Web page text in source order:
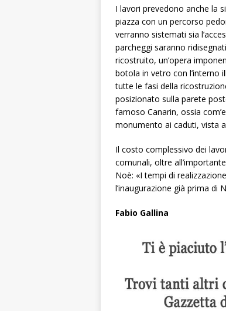
I lavori prevedono anche la
piazza con un percorso
verranno sistemati sia
parcheggi saranno
ricostruito, un’opera
botola in vetro con l’interno
tutte le fasi della
posizionato sulla parete
famoso Canarin, ossia
monumento ai caduti, vista
Il costo complessivo dei
comunali, oltre
Noè: «I tempi di
l’inaugurazione già prima di
Fabio Gallina